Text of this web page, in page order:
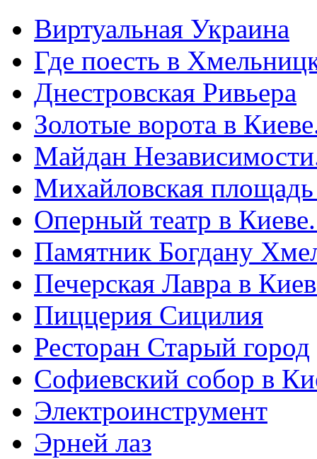
Виртуальная Украина
Где поесть в
Днестровская Ривьера
Золотые ворота в
Майдан
Михайловская
Оперный театр в
Памятник Богдану
Печерская Лавра в
Пиццерия Сицилия
Ресторан Старый город
Софиевский собор в
Электроинструмент
Эрней лаз